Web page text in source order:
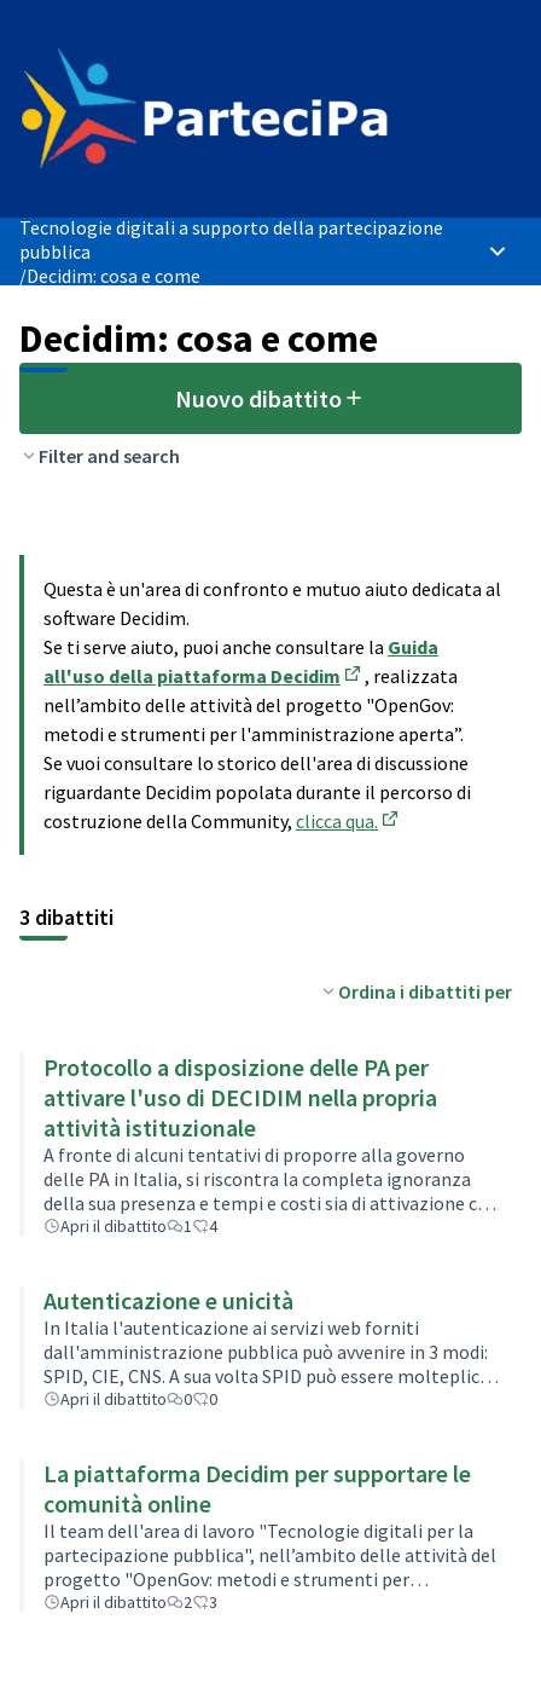
Tecnologie digitali a supporto della partecipazione
pubblica
/Decidim: cosa e come
Decidim: cosa e come
Nuovo dibattito
Filter and search
Questa è un'area di confronto e mutuo aiuto dedicata al
software Decidim.
Se ti serve aiuto, puoi anche consultare la Guida
all'uso della piattaforma Decidim
(Apre in una nuova
, realizzata
nell’ambito delle attività del progetto "OpenGov:
metodi e strumenti per l'amministrazione aperta”.
Se vuoi consultare lo storico dell'area di discussione
riguardante Decidim popolata durante il percorso di
costruzione della Community, clicca qua.
3 dibattiti
Ordina i dibattiti per
Protocollo a disposizione delle PA per
attivare l'uso di DECIDIM nella propria
attività istituzionale
A fronte di alcuni tentativi di proporre alla governo
delle PA in Italia, si riscontra la completa ignoranza
della sua presenza e tempi e costi sia di attivazione che
di assistenza gestionale e manutenzione, ritengo che
Apri il dibattito 1 4
Autenticazione e unicità
In Italia l'autenticazione ai servizi web forniti
dall'amministrazione pubblica può avvenire in 3 modi:
SPID, CIE, CNS. A sua volta SPID può essere molteplice,
potendo avere un'identità digitale per ogni gestore. In
Apri il dibattito 0 0
La piattaforma Decidim per supportare le
comunità online
Il team dell'area di lavoro "Tecnologie digitali per la
partecipazione pubblica", nell’ambito delle attività del
progetto "OpenGov: metodi e strumenti per
l'amministrazione aperta”, ha elaborato, a settembre
Apri il dibattito 2 3